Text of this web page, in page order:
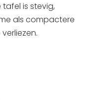
is stevig,
als compactere